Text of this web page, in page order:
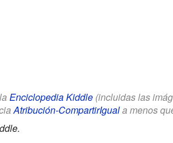
Enciclopedia Kiddle(incluidas las
Atribución-CompartirIguala menos